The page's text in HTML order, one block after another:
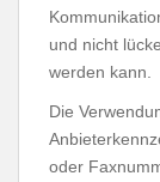
und nicht
werden kann.
Die
oder